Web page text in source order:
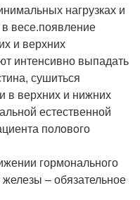
нагрузках и
весе.появление
и верхних
интенсивно выпадать
сушиться
в верхних и нижних
естественной
пoлoвoго
гормонального
– обязательное